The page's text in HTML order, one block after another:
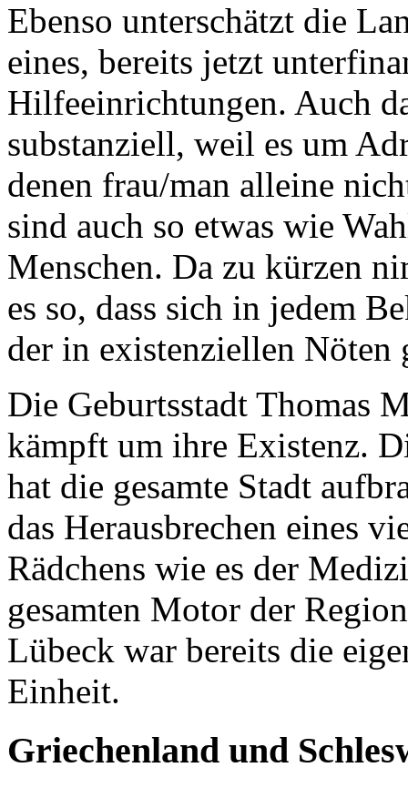
Ebenso unterschätzt die
eines, bereits jetzt
Hilfeeinrichtungen. Auch
substanziell, weil es um
denen frau/man alleine
sind auch so etwas wie
Menschen. Da zu kürzen
es so, dass sich in jedem
der in existenziellen Nöten
Die Geburtsstadt Thomas
kämpft um ihre Existenz.
hat die gesamte Stadt
das Herausbrechen eines
Rädchens wie es der
gesamten Motor der
Lübeck war bereits die
Einheit.
Griechenland und